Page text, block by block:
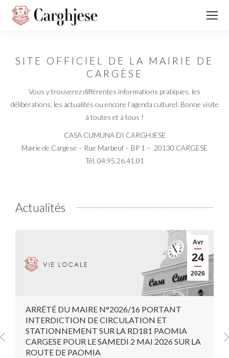
SITE OFFICIEL DE LA MAIRIE DE
CARGÈSE
Vous y trouverez différentes informations pratiques, les
délibérations, les actualités ou encore l’agenda culturel. Bonne visite
à toutes et à tous !
CASA CUMUNA DI CARGHJESE
Mairie de Cargèse – Rue Marbeuf – BP 1 – 20130 CARGESE
Tél. 04.95.26.41.01
Actualités
Avr
24
2026
ARRÊTÉ DU MAIRE N°2026/16 PORTANT
INTERDICTION DE CIRCULATION ET
STATIONNEMENT SUR LA RD181 PAOMIA
CARGESE POUR LE SAMEDI 2 MAI 2026 SUR LA
ROUTE DE PAOMIA